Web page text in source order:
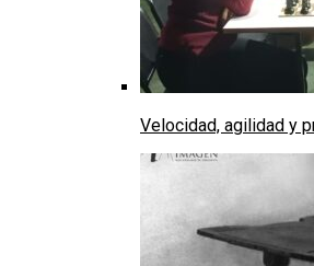
Velocidad, agilidad y